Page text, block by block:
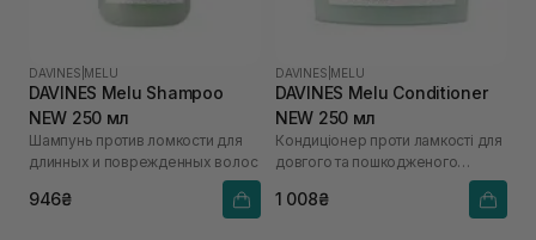
DAVINES MELU
DAVINES Melu Shampoo
NEW 250 мл
Шампунь против ломкости для
длинных и поврежденных волос
946₴
DAVINES MELU
DAVINES Melu Conditioner
NEW 250 мл
Кондиціонер проти ламкості для
довгого та пошкодженого
1 008₴